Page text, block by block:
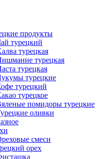
продукты
турецкий
турецкая
турецкая
турецкая
турецкие
турецкий
турецкое
помидоры турецкие
оливки
смеси
орех